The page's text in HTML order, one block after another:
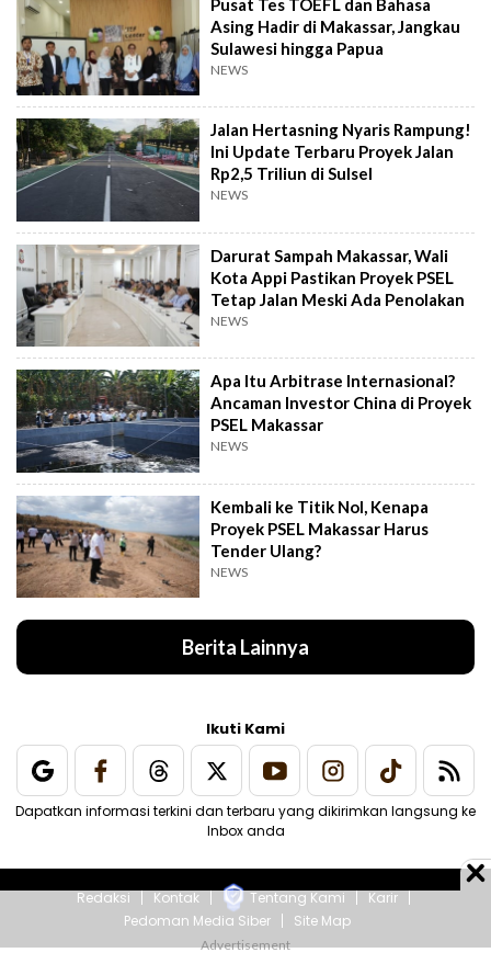
Asing Hadir di Makassar, Jangkau
Sulawesi hingga Papua
NEWS
Jalan Hertasning Nyaris Rampung!
Ini Update Terbaru Proyek Jalan
Rp2,5 Triliun di Sulsel
NEWS
Darurat Sampah Makassar, Wali
Kota Appi Pastikan Proyek PSEL
Tetap Jalan Meski Ada Penolakan
NEWS
Apa Itu Arbitrase Internasional?
Ancaman Investor China di Proyek
PSEL Makassar
NEWS
Kembali ke Titik Nol, Kenapa
Proyek PSEL Makassar Harus
Tender Ulang?
NEWS
Berita Lainnya
Ikuti Kami
Dapatkan informasi terkini dan terbaru yang dikirimkan langsung ke
Inbox anda
Redaksi Kontak Tentang Kami
Karir
Pedoman Media Siber
Site Map